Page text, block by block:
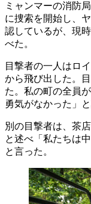
ミャンマーの消防
に捜索を開始し、
認しているが、現
べた。
目撃者の一人はロ
から飛び出した。
た。私の町の全員
勇気がなかった」と
別の目撃者は、茶
と述べ「私たちは
と言った。